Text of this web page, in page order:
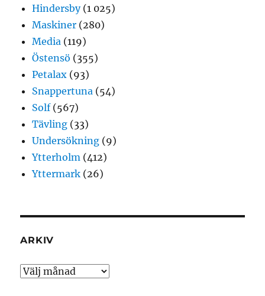
Hindersby(1 025)
Maskiner (280)
Media (119)
Östensö (355)
Petalax (93)
Snappertuna (54)
Solf(567)
Tävling (33)
Undersökning (9)
Ytterholm (412)
Yttermark (26)
ARKIV
Arkiv